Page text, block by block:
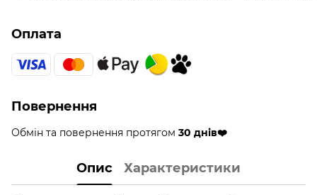
Оплата
Повернення
Обмін та повернення протягом 30 днів❤️
Опис Характеристики